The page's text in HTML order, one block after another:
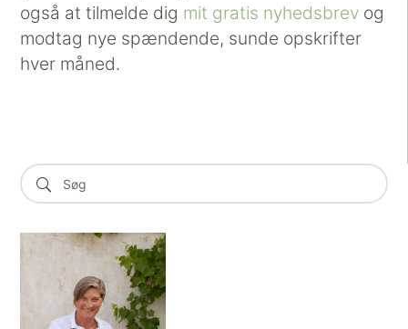
også at tilmelde dig mit gratis nyhedsbrev og
modtag nye spændende, sunde opskrifter
hver måned.